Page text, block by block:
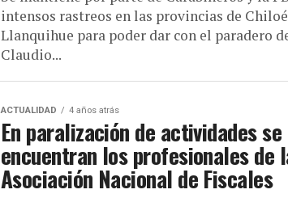
intensos rastreos en las provincias de
Llanquihue para poder dar con el paradero
Claudio...
ACTUALIDAD 4 años atrás
En paralización de actividades se
encuentran los profesionales de
Asociación Nacional de Fiscales